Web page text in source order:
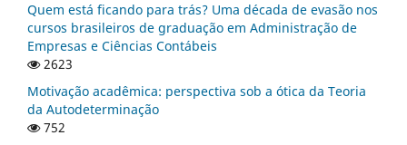
Quem está ficando para trás? Uma década de evasão nos
cursos brasileiros de graduação em Administração de
Empresas e Ciências Contábeis
2623
Motivação acadêmica: perspectiva sob a ótica da Teoria
da Autodeterminação
752